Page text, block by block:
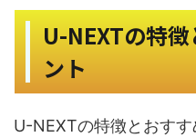
U-NEXTの特
ント
U-NEXTの特徴とおすす